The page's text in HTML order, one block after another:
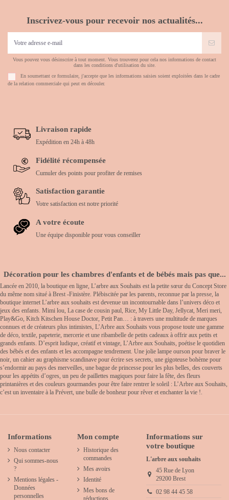
Inscrivez-vous pour recevoir nos actualités...
Vous pouvez vous désinscrire à tout moment. Vous trouverez pour cela nos informations de contact
dans les conditions d'utilisation du site.
En soumettant ce formulaire, j'accepte que les informations saisies soient exploitées dans le cadre
de la relation commerciale qui peut en découler.
Livraison rapide
Expédition en 24h à 48h
Fidélité récompensée
Cumuler des points pour profiter de remises
Satisfaction garantie
Votre satisfaction est notre priorité
A votre écoute
Une équipe disponible pour vous conseiller
Décoration pour les chambres d'enfants et de bébés mais pas que...
Lancée en 2010, la boutique en ligne, L’arbre aux Souhaits est la petite sœur du Concept Store
du même nom situé à Brest -Finistère. Plébiscitée par les parents, reconnue par la presse, la
boutique internet L’arbre aux souhaits est devenue un incontournable dans l’univers déco et
jeux des enfants. Mimi lou, La case de cousin paul, Rice, My Little Day, Jellycat, Meri meri,
Play&Go, Kitch Kitschen House Doctor, Petit Pan… : à travers une multitude de marques
connues et de créateurs plus intimistes, L’Arbre aux Souhaits vous propose toute une gamme
de déco, textile, papeterie, mercerie et une ribambelle de petits cadeaux à offrir aux petits et
grands enfants. D’esprit ludique, créatif et vintage, L’Arbre aux Souhaits, poétise le quotidien
des bébés et des enfants et les accompagne tendrement. Une jolie lampe ourson pour braver le
noir, un cahier au graphisme scandinave pour écrire ses secrets, une gigoteuse bohème pour
s’endormir au pays des merveilles, une bague de princesse pour les plus belles, des couverts
pour les appétits d’ogres, un peu de paillettes magiques pour faire la fête, des fleurs
printanières et des couleurs gourmandes pour être faire rentrer le soleil : L’Arbre aux Souhaits,
c’est un inventaire à la Prévert, une bulle de bonheur pour rêver et enchanter la vie !.
Informations
Nous contacter
Qui sommes-nous
?
Mentions légales -
Données
personnelles
Mon compte
Historique des
commandes
Mes avoirs
Identité
Mes bons de
réductions
Informations sur
votre boutique
L'arbre aux souhaits
45 Rue de Lyon
29200 Brest
02 98 44 45 58